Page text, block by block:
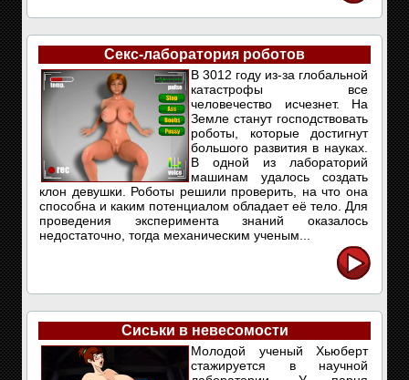
Секс-лаборатория роботов
В 3012 году из-за глобальной
катастрофы все
человечество исчезнет. На
Земле станут господствовать
роботы, которые достигнут
большого развития в науках.
В одной из лабораторий
машинам удалось создать
клон девушки. Роботы решили проверить, на что она
способна и каким потенциалом обладает её тело. Для
проведения эксперимента знаний оказалось
недостаточно, тогда механическим ученым...
Сиськи в невесомости
Молодой ученый Хьюберт
стажируется в научной